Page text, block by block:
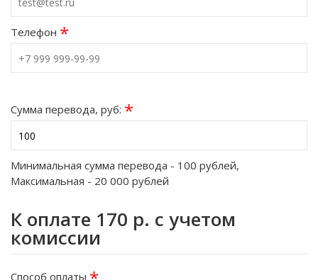
Телефон *
Сумма перевода, руб: *
Минимальная сумма перевода - 100 рублей,
Максимальная - 20 000 рублей
К оплате 170 р. с учетом
комиссии
Способ оплаты